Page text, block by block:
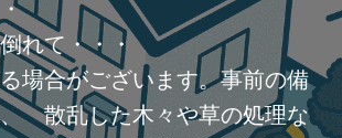
れて・・・
場合がございます。事前の備
散乱した木々や草の処理な